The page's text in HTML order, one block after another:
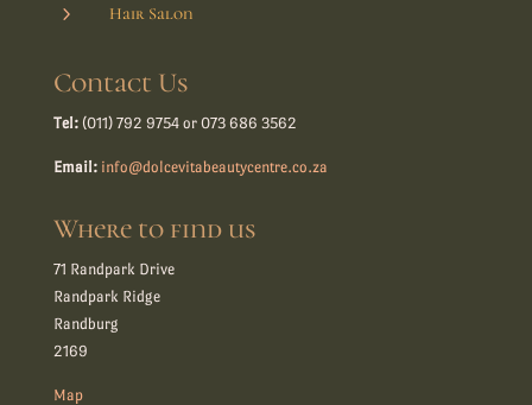
5 Hair Salon
Contact Us
Tel:(011) 792 9754 or 073 686 3562
Email: info@dolcevitabeautycentre.co.za
Where to find us
71 Randpark Drive
Randpark Ridge
Randburg
2169
Map